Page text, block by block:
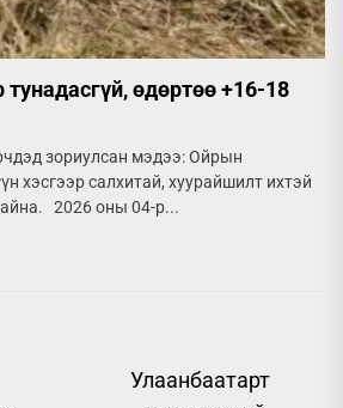
тунадасгүй, өдөртөө +16-18
зориулсан мэдээ: Ойрын
хэсгээр салхитай, хуурайшилт ихтэй
2026 оны 04-р...
Улаанбаатарт